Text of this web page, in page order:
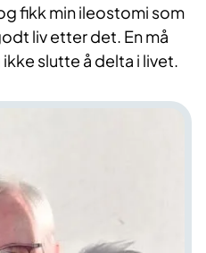
fikk min ileostomi som
liv etter det. En må
slutte å delta i livet.